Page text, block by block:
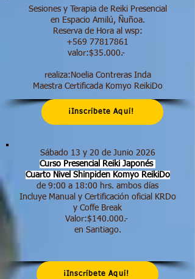
Sesiones y Terapia de Reiki Presencial
en Espacio Amilú, Ñuñoa.
Reserva de Hora al wsp:
+569 77817861
valor:$35.000.-
realiza:Noelia Contreras Inda
Maestra Certificada Komyo ReikiDo
¡Inscríbete Aquí!
Sábado 13 y 20 de Junio 2026
Curso Presencial Reiki Japonés
Cuarto Nivel ShinpidenKomyo ReikiDo
de 9:00 a 18:00 hrs.​ ambos días
Incluye Manual y Certificación oficial KRDo
y Coffe Break
Valor:$140.000.-
en Santiago.
¡Inscríbete Aquí!